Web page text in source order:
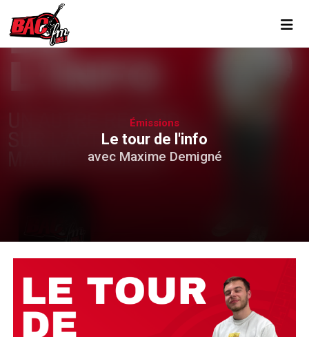
Émissions
Le tour de l'info
avec Maxime Demigné